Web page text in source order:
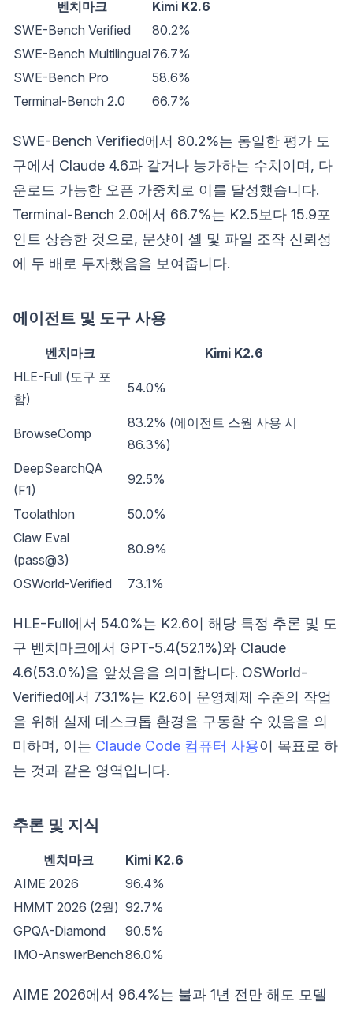
벤치마크
Kimi K2.6
SWE-Bench Verified
80.2%
SWE-Bench Multilingual76.7%
SWE-Bench Pro
58.6%
Terminal-Bench 2.0
66.7%
SWE-Bench Verified에서 80.2%는 동일한 평가 도
구에서 Claude 4.6과 같거나 능가하는 수치이며, 다
운로드 가능한 오픈 가중치로 이를 달성했습니다.
Terminal-Bench 2.0에서 66.7%는 K2.5보다 15.9포
인트 상승한 것으로, 문샷이 셸 및 파일 조작 신뢰성
에 두 배로 투자했음을 보여줍니다.
에이전트 및 도구 사용
벤치마크
Kimi K2.6
HLE-Full (도구 포
함)
54.0%
BrowseComp
83.2% (에이전트 스웜 사용 시
86.3%)
DeepSearchQA
(F1)
92.5%
Toolathlon
50.0%
Claw Eval
(pass@3)
80.9%
OSWorld-Verified 73.1%
HLE-Full에서 54.0%는 K2.6이 해당 특정 추론 및 도
구 벤치마크에서 GPT-5.4(52.1%)와 Claude
4.6(53.0%)을 앞섰음을 의미합니다. OSWorld-
Verified에서 73.1%는 K2.6이 운영체제 수준의 작업
을 위해 실제 데스크톱 환경을 구동할 수 있음을 의
미하며, 이는 Claude Code 컴퓨터 사용이 목표로 하
는 것과 같은 영역입니다.
추론 및 지식
벤치마크
Kimi K2.6
AIME 2026
96.4%
HMMT 2026 (2월) 92.7%
GPQA-Diamond
90.5%
IMO-AnswerBench86.0%
AIME 2026에서 96.4%는 불과 1년 전만 해도 모델